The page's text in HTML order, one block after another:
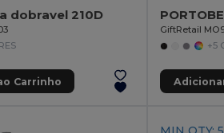
dobravel 210D
Carrinho
GiftRetail
+5